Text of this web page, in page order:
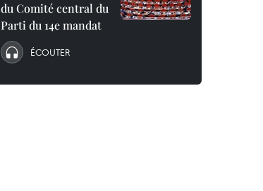
du Comité central du
Parti du 14e mandat
ÉCOUTER